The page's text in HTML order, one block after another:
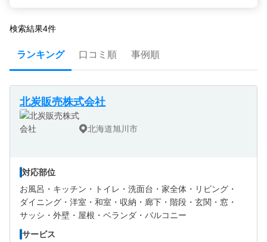
検索結果4件
ランキング 口コミ順 事例順
北炭販売株式会社
北海道旭川市
対応部位
お風呂・ キッチン・ トイレ・ 洗面台・ 家全体・ リビング・
ダイニング・ 洋室・ 和室・ 収納・ 廊下・ 階段・ 玄関・ 窓・
サッシ・ 外壁・ 屋根・ ベランダ・バルコニー
サービス